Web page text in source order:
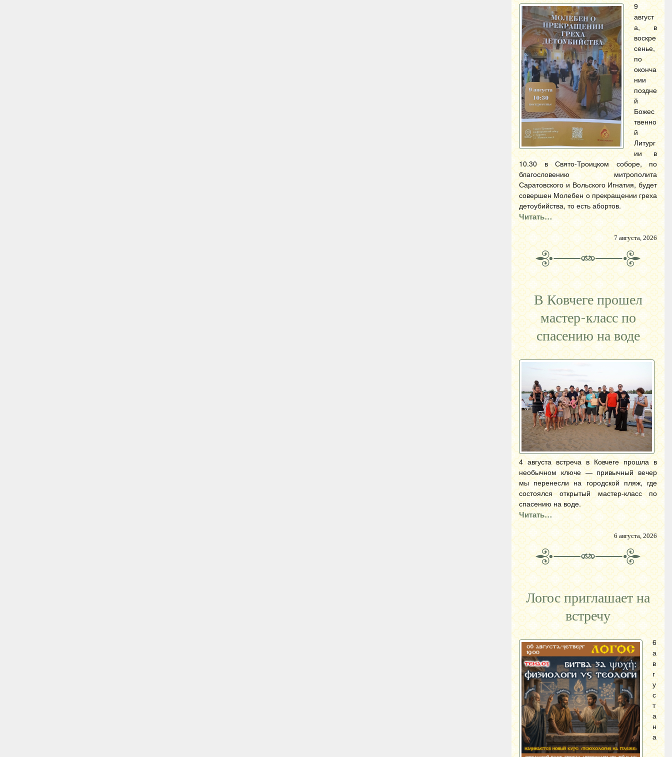
9
август
а, в
воскре
сенье,
по
оконча
нии
поздне
й
Божес
твенно
й
Литург
ии в
10.30 в Свято-Троицком соборе, по
благословению митрополита
Саратовского и Вольского Игнатия, будет
совершен Молебен о прекращении греха
детоубийства, то есть абортов.
Читать…
7 августа, 2026
В Ковчеге прошел
мастер-класс по
спасению на воде
4 августа встреча в Ковчеге прошла в
необычном ключе — привычный вечер
мы перенесли на городской пляж, где
состоялся открытый мастер-класс по
спасению на воде.
Читать…
6 августа, 2026
Логос приглашает на
встречу
6
а
в
г
у
с
т
а
н
а